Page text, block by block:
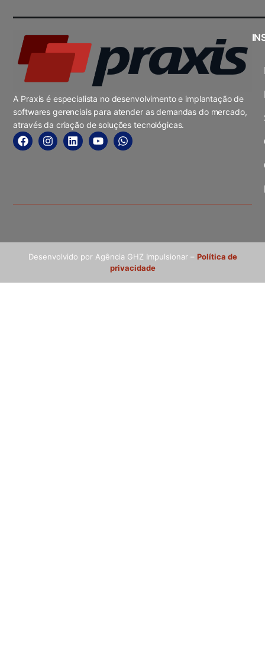
A Praxis é especialista no desenvolvimento e implantação de
softwares gerenciais para atender as demandas do mercado,
através da criação de soluções tecnológicas.
Desenvolvido por Agência GHZ Impulsionar – Política de
privacidade